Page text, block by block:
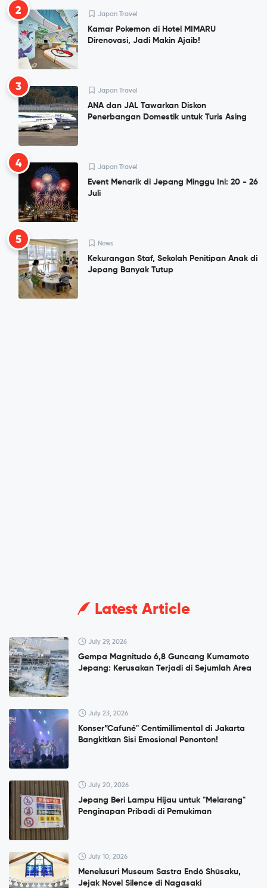
2 Japan Travel
Kamar Pokemon di Hotel MIMARU
Direnovasi, Jadi Makin Ajaib!
3 Japan Travel
ANA dan JAL Tawarkan Diskon
Penerbangan Domestik untuk Turis Asing
4 Japan Travel
Event Menarik di Jepang Minggu Ini: 20 - 26
Juli
5 News
Kekurangan Staf, Sekolah Penitipan Anak di
Jepang Banyak Tutup
Latest Article
July 29, 2026
Gempa Magnitudo 6,8 Guncang Kumamoto
Jepang: Kerusakan Terjadi di Sejumlah Area
July 23, 2026
Konser”Cafuné" Centimillimental di Jakarta
Bangkitkan Sisi Emosional Penonton!
July 20, 2026
Jepang Beri Lampu Hijau untuk "Melarang"
Penginapan Pribadi di Pemukiman
July 10, 2026
Menelusuri Museum Sastra Endō Shūsaku,
Jejak Novel Silence di Nagasaki